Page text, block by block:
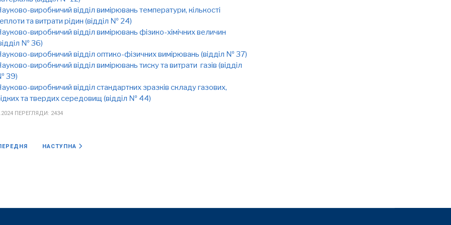
виробничий відділ вимірювань температури, кількості
та витрати рідин (відділ № 24)
виробничий відділ вимірювань фізико-хімічних величин
№ 36)
виробничий відділ оптико-фізичних вимірювань (відділ № 37)
виробничий відділ вимірювань тиску та витрати газів (відділ
39)
виробничий відділ стандартних зразків складу газових,
та твердих середовищ (відділ № 44)
ПЕРЕГЛЯДИ: 2434
СТАТТЯ: ФУНКЦІЇ
НАСТУПНА СТАТТЯ: ІНСТИТУТ 3
НАСТУПНА